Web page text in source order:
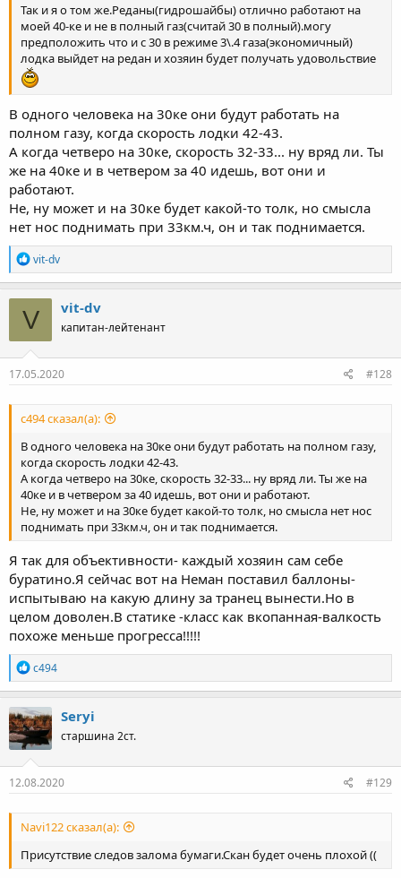
Так и я о том же.Реданы(гидрошайбы) отлично работают на
моей 40-ке и не в полный газ(считай 30 в полный).могу
предположить что и с 30 в режиме 3\.4 газа(экономичный)
лодка выйдет на редан и хозяин будет получать удовольствие
В одного человека на 30ке они будут работать на
полном газу, когда скорость лодки 42-43.
А когда четверо на 30ке, скорость 32-33... ну вряд ли. Ты
же на 40ке и в четвером за 40 идешь, вот они и
работают.
Не, ну может и на 30ке будет какой-то толк, но смысла
нет нос поднимать при 33км.ч, он и так поднимается.
Р
е
а
к
ц
и
и
:
vit-dv
V vit-dv
капитан-лейтенант
17.05.2020 #128
с494 сказал(а):
В одного человека на 30ке они будут работать на полном газу,
когда скорость лодки 42-43.
А когда четверо на 30ке, скорость 32-33... ну вряд ли. Ты же на
40ке и в четвером за 40 идешь, вот они и работают.
Не, ну может и на 30ке будет какой-то толк, но смысла нет нос
поднимать при 33км.ч, он и так поднимается.
Я так для объективности- каждый хозяин сам себе
буратино.Я сейчас вот на Неман поставил баллоны-
испытываю на какую длину за транец вынести.Но в
целом доволен.В статике -класс как вкопанная-валкость
похоже меньше прогресса!!!!!
Р
е
а
к
ц
и
:
с494
Seryi
старшина 2ст.
12.08.2020 #129
Navi122 сказал(а):
Присутствие следов залома бумаги.Скан будет очень плохой ((